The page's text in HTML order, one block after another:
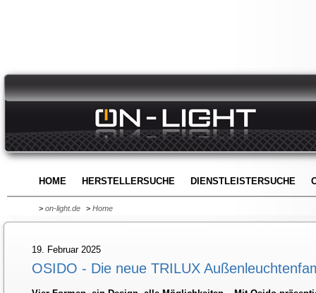
HOME HERSTELLERSUCHE DIENSTLEISTERSUCHE
> on-light.de > Home
19. Februar 2025
OSIDO - Die neue TRILUX